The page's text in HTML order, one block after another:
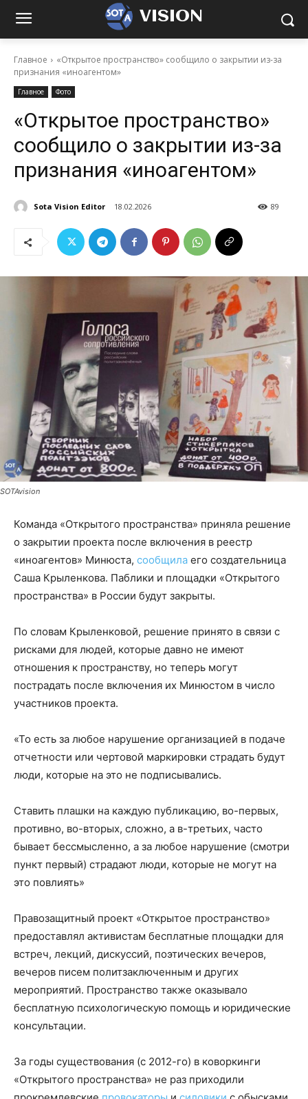
VISION
Главное
«Открытое пространство» сообщило о закрытии из-за
признания «иноагентом»
Главное Фото
«Открытое пространство»
сообщило о закрытии из-за
признания «иноагентом»
Sota Vision Editor 18.02.2026 89
SOTAvision
Команда «Открытого пространства» приняла решение
о закрытии проекта после включения в реестр
«иноагентов» Минюста, сообщила его создательница
Саша Крыленкова. Паблики и площадки «Открытого
пространства» в России будут закрыты.
По словам Крыленковой, решение принято в связи с
рисками для людей, которые давно не имеют
отношения к пространству, но теперь могут
пострадать после включения их Минюстом в число
участников проекта.
«То есть за любое нарушение организацией в подаче
отчетности или чертовой маркировки страдать будут
люди, которые на это не подписывались.
Ставить плашки на каждую публикацию, во-первых,
противно, во-вторых, сложно, а в-третьих, часто
бывает бессмысленно, а за любое нарушение (смотри
пункт первый) страдают люди, которые не могут на
это повлиять»
Правозащитный проект «Открытое пространство»
предоставлял активистам бесплатные площадки для
встреч, лекций, дискуссий, поэтических вечеров,
вечеров писем политзаключенным и других
мероприятий. Пространство также оказывало
бесплатную психологическую помощь и юридические
консультации.
За годы существования (с 2012-го) в коворкинги
«Открытого пространства» не раз приходили